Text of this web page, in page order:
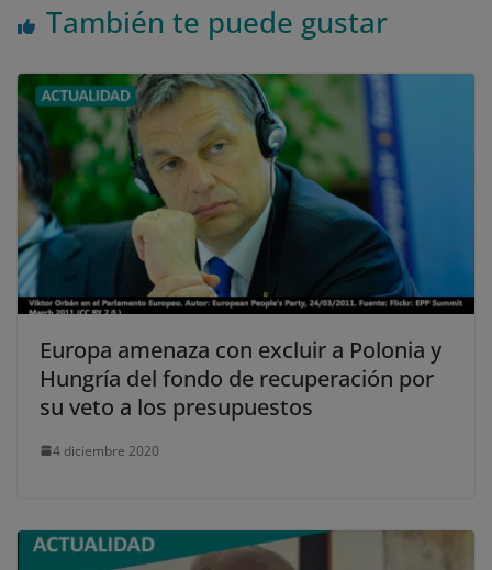
También te puede gustar
Europa amenaza con excluir a Polonia y
Hungría del fondo de recuperación por
su veto a los presupuestos
4 diciembre 2020